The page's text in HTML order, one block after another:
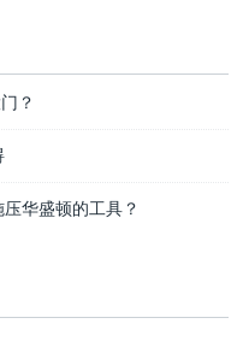
？
华盛顿的工具？